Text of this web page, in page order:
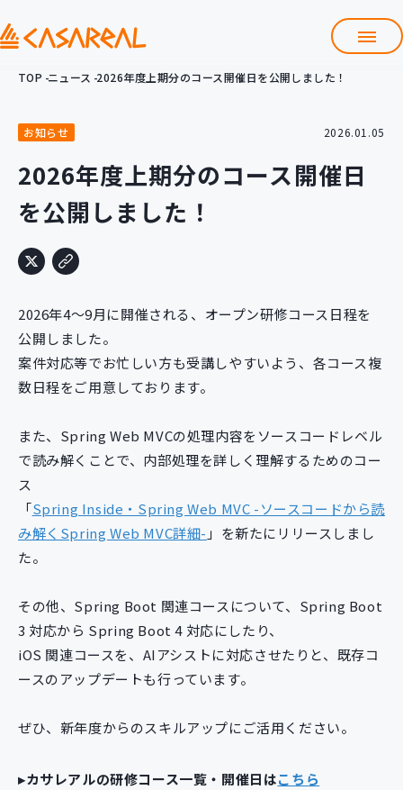
会社情報
サービス
プロダクト開発支援
クラウド導入支援
システム構築支援
研修サービス
定型コース
カスタマイズコース 教材購入
パッケージ開発
導入事例
イベント・セミナー
ニュース
Contact
TOP ニュース 2026年度上期分のコース開催日を公開しました！
お知らせ 2026.01.05
2026年度上期分のコース開催日
を公開しました！
2026年4～9月に開催される、オープン研修コース日程を
公開しました。
案件対応等でお忙しい方も受講しやすいよう、各コース複
数日程をご用意しております。
また、Spring Web MVCの処理内容をソースコードレベル
で読み解くことで、内部処理を詳しく理解するためのコー
ス
「Spring Inside・Spring Web MVC -ソースコードから読
み解くSpring Web MVC詳細- 」を新たにリリースしまし
た。
その他、Spring Boot 関連コースについて、Spring Boot
3 対応から Spring Boot 4 対応にしたり、
iOS 関連コースを、AIアシストに対応させたりと、既存コ
ースのアップデートも行っています。
ぜひ、新年度からのスキルアップにご活用ください。
▸カサレアルの研修コース一覧・開催日はこちら